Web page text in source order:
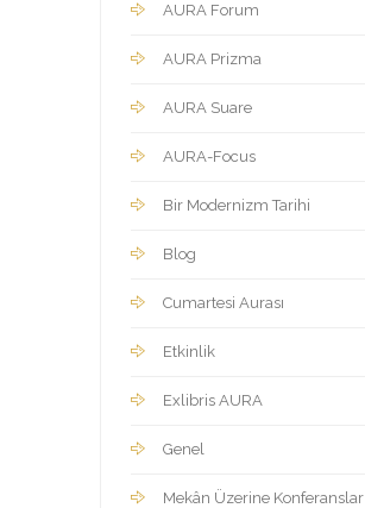
AURA Forum
AURA Prizma
AURA Suare
AURA-Focus
Bir Modernizm Tarihi
Blog
Cumartesi Aurası
Etkinlik
Exlibris AURA
Genel
Mekân Üzerine Konferanslar